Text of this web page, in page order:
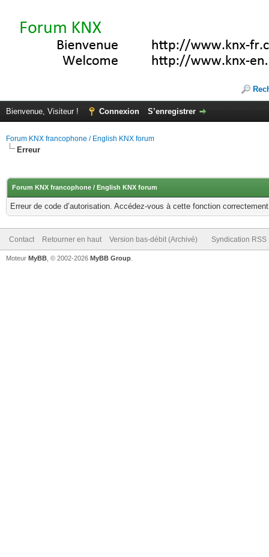
Bienvenue, Visiteur ! Connexion S’enregistrer
Forum KNX francophone / English KNX forum
Erreur
Forum KNX francophone / English KNX forum
Erreur de code d’autorisation. Accédez-vous à cette fonction
Contact Retourner en haut Version bas-débit (Archivé) Syndication RSS
Moteur MyBB , © 2002-2026 MyBB Group